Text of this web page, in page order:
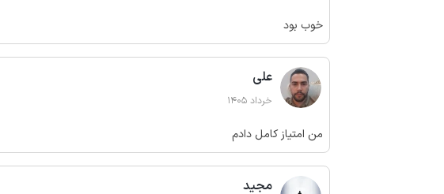
خوب بود
علی
خرداد 1405
من امتیاز کامل دادم
مجید